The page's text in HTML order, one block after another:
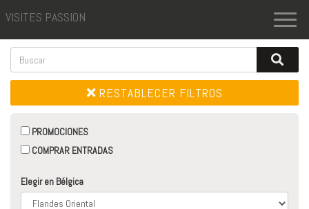
VISITES PASSION
RESTABLECER FILTROS
PROMOCIONES
COMPRAR ENTRADAS
Elegir en Bélgica